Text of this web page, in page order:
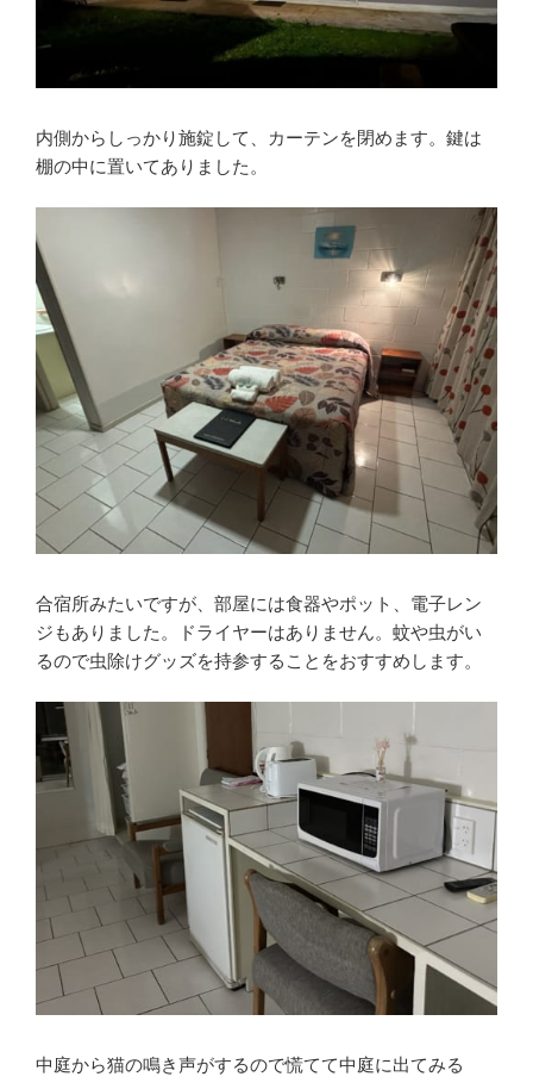
内側からしっかり施錠して、カーテンを閉めます。鍵は
棚の中に置いてありました。
合宿所みたいですが、部屋には食器やポット、電子レン
ジもありました。ドライヤーはありません。蚊や虫がい
るので虫除けグッズを持参することをおすすめします。
中庭から猫の鳴き声がするので慌てて中庭に出てみる